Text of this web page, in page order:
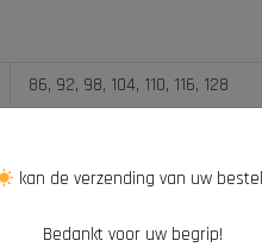
86, 92, 98, 104, 110, 116, 128
kan de verzending van uw
Bedankt voor uw begrip!